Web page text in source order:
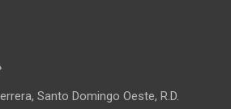
Santo Domingo Oeste, R.D.